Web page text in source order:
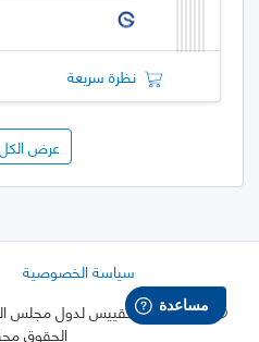
نظرة سريعة
عرض الكل
سياسة الخصوصية
© 2026 هيئة التقييس لدول مجلس التعاون لدول الخليج العربية
الحقوق